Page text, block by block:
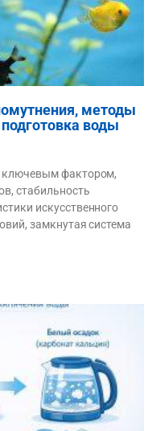
методы
воды
ключевым фактором,
стабильность
искусственного
замкнутая система